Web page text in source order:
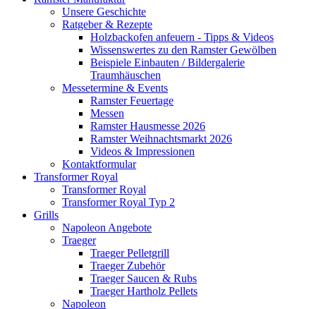
Unsere Geschichte
Ratgeber & Rezepte
Holzbackofen anfeuern - Tipps & Videos
Wissenswertes zu den Ramster Gewölben
Beispiele Einbauten / Bildergalerie
Traumhäuschen
Messetermine & Events
Ramster Feuertage
Messen
Ramster Hausmesse 2026
Ramster Weihnachtsmarkt 2026
Videos & Impressionen
Kontaktformular
Transformer Royal
Transformer Royal
Transformer Royal Typ 2
Grills
Napoleon Angebote
Traeger
Traeger Pelletgrill
Traeger Zubehör
Traeger Saucen & Rubs
Traeger Hartholz Pellets
Napoleon